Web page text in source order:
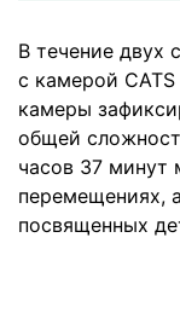
В течение двух
с камерой
камеры
общей
часов 37 минут
перемещениях,
посвященных